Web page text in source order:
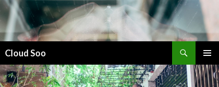
Cloud Soo
索
主菜单
至
正